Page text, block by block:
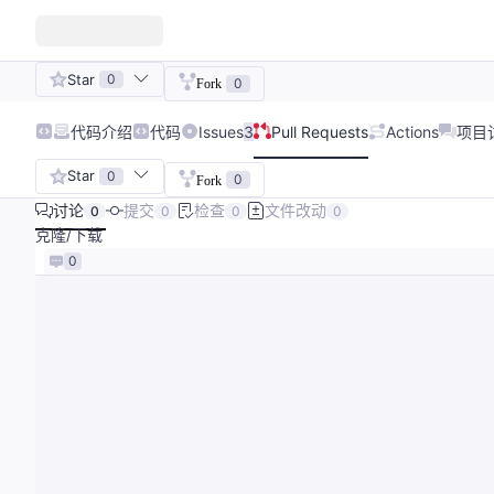
Star 0 Fork 0
代码介绍 代码 Issues3 Pull Requests Actions 项目
Star 0 Fork 0
讨论 0 提交 0 检查 0 文件改动 0
克隆/下载
0